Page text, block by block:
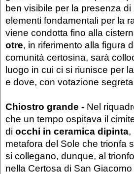
ben visibile per la presenza
elementi fondamentali per la
viene condotta fino alla
otre, in riferimento alla figura
comunità certosina, sarà
luogo in cui ci si riunisce per
e dove, con votazione
Chiostro grande - Nel
che un tempo ospitava il
di occhi in ceramica dipinta,
metafora del Sole che trionfa
si collegano, dunque, al
nella Certosa di San